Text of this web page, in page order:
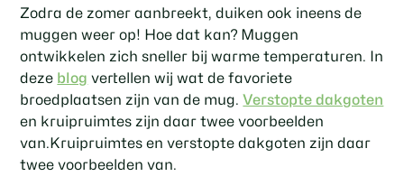
Zodra de zomer aanbreekt, duiken ook ineens de
muggen weer op! Hoe dat kan? Muggen
ontwikkelen zich sneller bij warme temperaturen. In
deze blog vertellen wij wat de favoriete
broedplaatsen zijn van de mug.Verstopte dakgoten
en kruipruimtes zijn daar twee voorbeelden
van.Kruipruimtes en verstopte dakgoten zijn daar
twee voorbeelden van.